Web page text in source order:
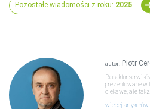
Pozostałe wiadomości z roku: 2025
autor: Piotr
Redaktor
prezentowane w
ciekawe, ale
więcej artykułów